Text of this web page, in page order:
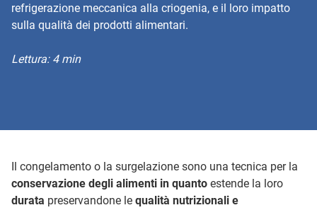
refrigerazione meccanica alla criogenia, e il loro impatto
sulla qualità dei prodotti alimentari.
Lettura: 4 min
Il congelamento o la surgelazione sono una tecnica per la
conservazione degli alimenti in quanto estende la loro
durata preservandone le qualità nutrizionali e